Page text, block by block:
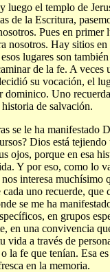
luego el templo de
de la Escritura,
Pues en primer
nosotros. Hay sitios en
lugares son
de la fe. A veces
su vocación, el
dominico. Uno
de salvación.
se le ha manifestado
Dios está
ojos, porque en esa
Y por eso, como lo
interesa muchísimo
uno recuerde, que
se me ha
en grupos
en una convivencia
vida a través de
la fe que tenían. Esa
en la memoria.